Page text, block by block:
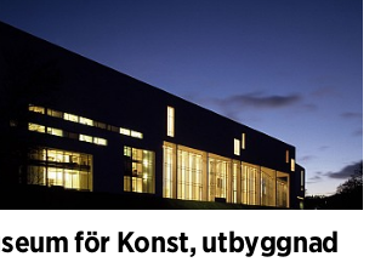
för Konst, utbyggnad